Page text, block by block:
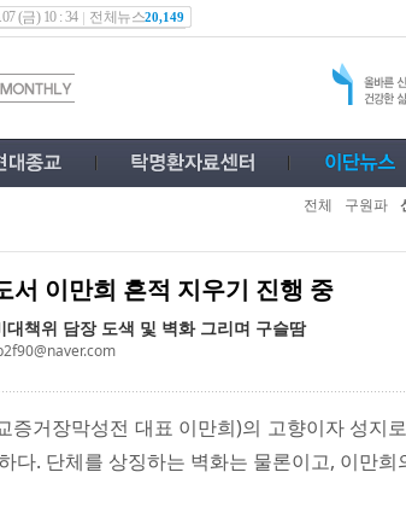
(금) 10 : 34 전체뉴스20,149
전체 구원파
서 이만희 흔적 지우기 진행 중
대책위 담장 도색 및 벽화 그리며 구슬땀
증거장막성전 대표 이만희)의 고향이자 성지
다. 단체를 상징하는 벽화는 물론이고, 이만희